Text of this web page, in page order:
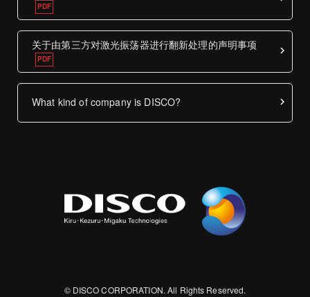
关于由第三方对激光振荡器进行翻新处理的声明事项
What kind of company is DISCO?
© DISCO CORPORATION. All Rights Reserved.